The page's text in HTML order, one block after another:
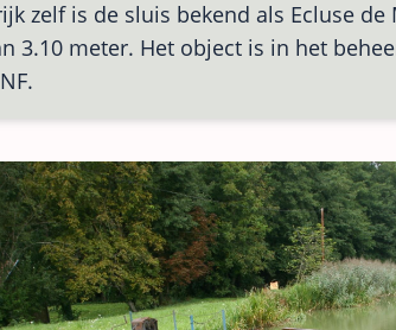
zelf is de sluis bekend als Ecluse
3.10 meter. Het object is in het